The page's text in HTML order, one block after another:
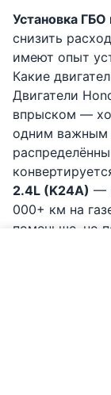
Установка ГБО
снизить
имеют опыт
Какие
Двигатели
впрыском —
одним важным
2.4L (K24A) —
000+ км на
поменьше, но